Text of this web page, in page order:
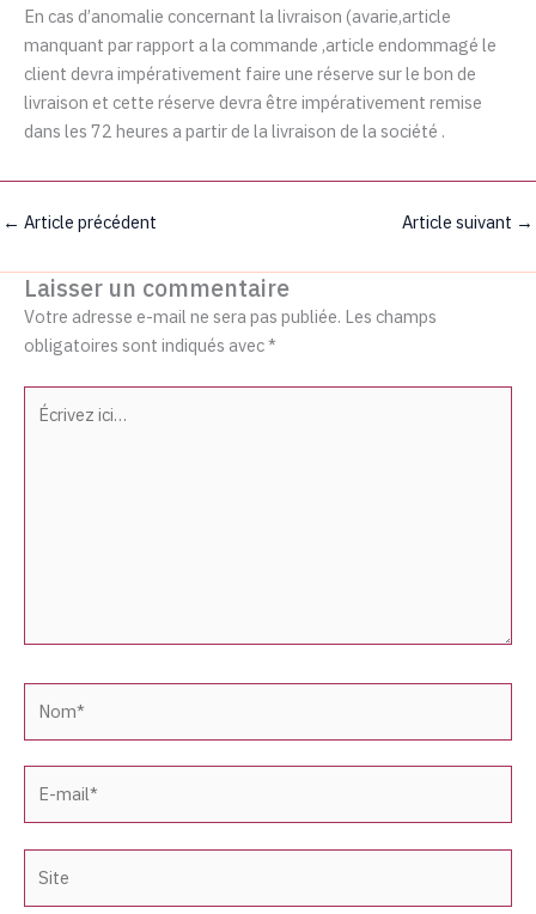
En cas d’anomalie concernant la livraison (avarie,article
manquant par rapport a la commande ,article endommagé le
client devra impérativement faire une réserve sur le bon de
livraison et cette réserve devra être impérativement remise
dans les 72 heures a partir de la livraison de la société .
← Article précédent Article suivant →
Laisser un commentaire
Votre adresse e-mail ne sera pas publiée. Les champs
obligatoires sont indiqués avec*
Écrivez
ici…
mail*